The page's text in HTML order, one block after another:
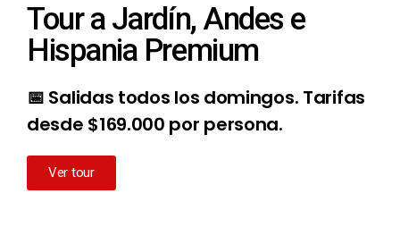
Tour a Jardín, Andes e
Hispania Premium
📅 Salidas todos los domingos. Tarifas
desde $169.000 por persona.
Ver tour